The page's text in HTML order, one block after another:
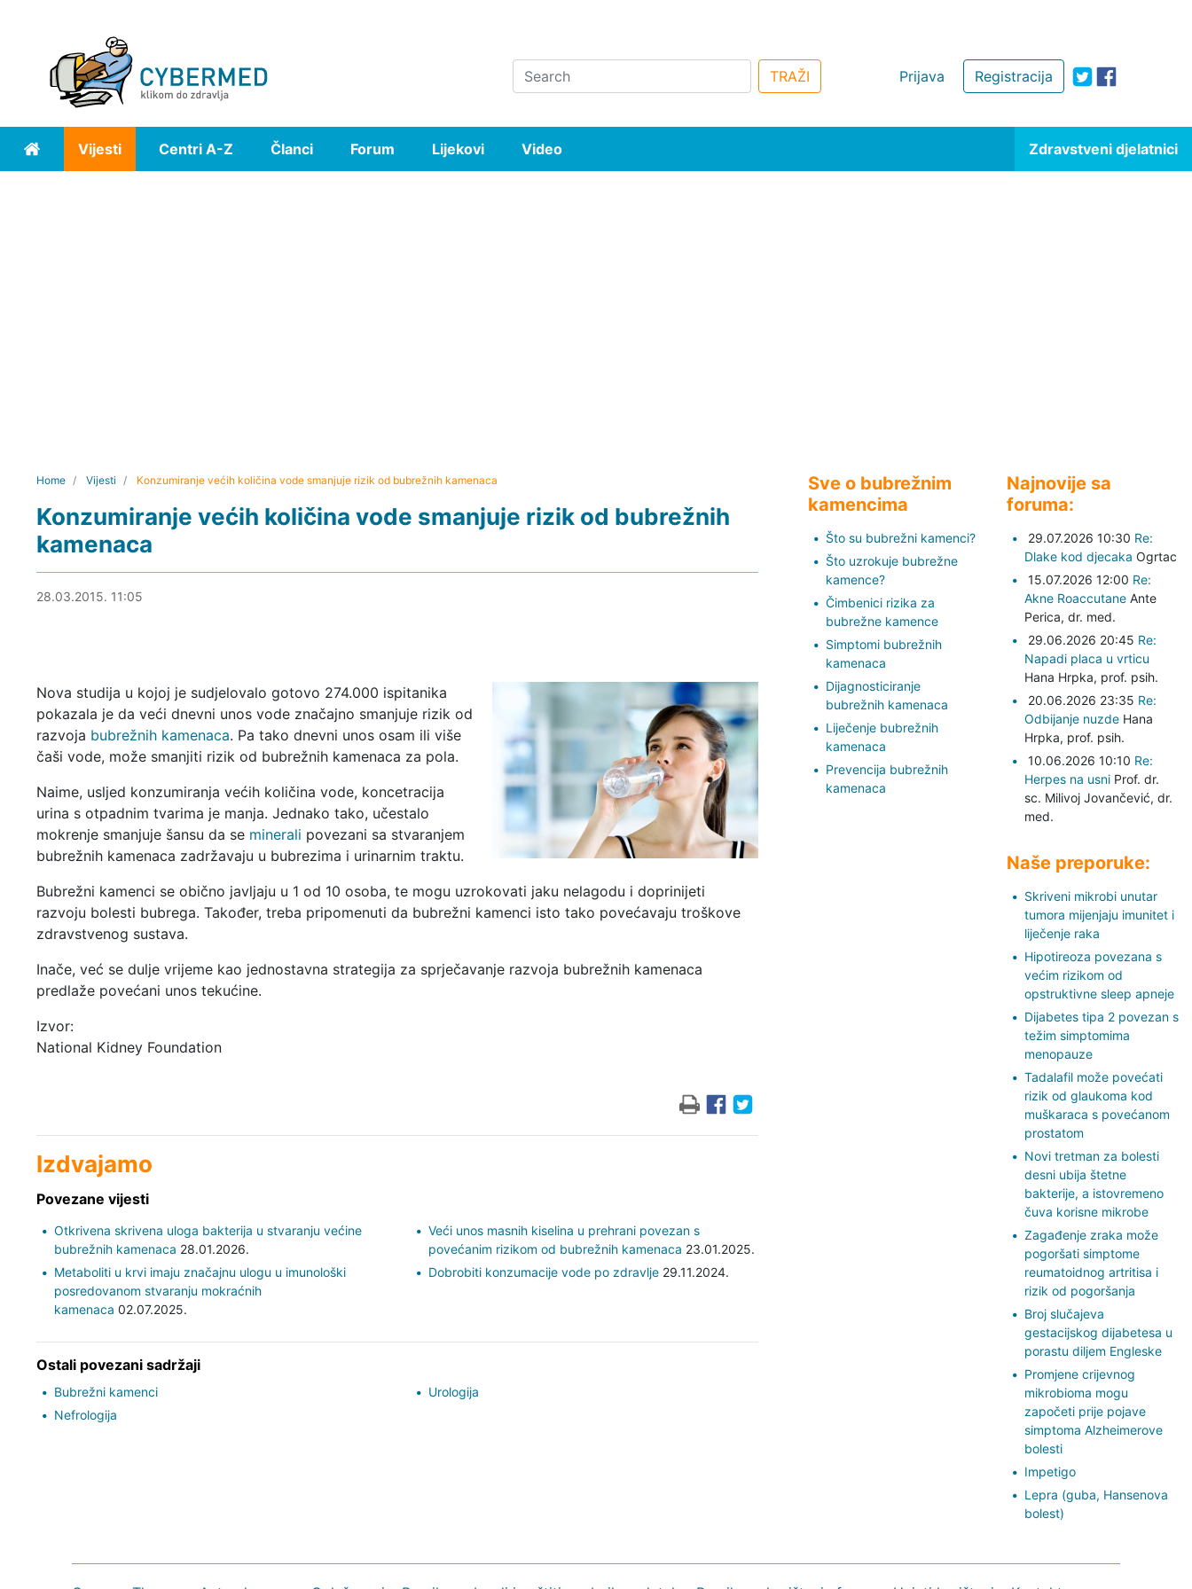
Registracija
Prijava
Search TRAŽI
Home Vijesti Centri A-Z Članci Forum Lijekovi Video Zdravstveni djelatnici
Home Vijesti Konzumiranje većih količina vode smanjuje rizik od bubrežnih kamenaca
Konzumiranje većih količina vode smanjuje rizik od bubrežnih
kamenaca
28.03.2015. 13:13
28.03.2015. 11:05
Nova studija u kojoj je sudjelovalo gotovo 274.000 ispitanika
pokazala je da veći dnevni unos vode značajno smanjuje rizik od
razvoja bubrežnih kamenaca. Pa tako dnevni unos osam ili više
čaši vode, može smanjiti rizik od bubrežnih kamenaca za pola.
Naime, usljed konzumiranja većih količina vode, koncetracija
urina s otpadnim tvarima je manja. Jednako tako, učestalo
mokrenje smanjuje šansu da se minerali povezani sa stvaranjem
bubrežnih kamenaca zadržavaju u bubrezima i urinarnim traktu.
Bubrežni kamenci se obično javljaju u 1 od 10 osoba, te mogu uzrokovati jaku nelagodu i doprinijeti
razvoju bolesti bubrega. Također, treba pripomenuti da bubrežni kamenci isto tako povećavaju troškove
zdravstvenog sustava.
Inače, već se dulje vrijeme kao jednostavna strategija za sprječavanje razvoja bubrežnih kamenaca
predlaže povećani unos tekućine.
Izvor:
National Kidney Foundation
Izdvajamo
Povezane vijesti
Otkrivena skrivena uloga bakterija u stvaranju većine
bubrežnih kamenaca 28.01.2026.
Metaboliti u krvi imaju značajnu ulogu u imunološki
posredovanom stvaranju mokraćnih
kamenaca 02.07.2025.
Veći unos masnih kiselina u prehrani povezan s
povećanim rizikom od bubrežnih kamenaca 23.01.2025.
Dobrobiti konzumacije vode po zdravlje 29.11.2024.
Ostali povezani sadržaji
Bubrežni kamenci
Nefrologija
Urologija
Sve o bubrežnim
kamencima
Što su bubrežni kamenci?
Što uzrokuje bubrežne
kamence?
Čimbenici rizika za
bubrežne kamence
Simptomi bubrežnih
kamenaca
Dijagnosticiranje
bubrežnih kamenaca
Liječenje bubrežnih
kamenaca
Prevencija bubrežnih
kamenaca
Najnovije sa
foruma:
29.07.2026 10:30 Re:
Dlake kod djecaka Ogrtac
15.07.2026 12:00 Re:
Akne Roaccutane Ante
Perica, dr. med.
29.06.2026 20:45 Re:
Napadi placa u vrticu
Hana Hrpka, prof. psih.
20.06.2026 23:35 Re:
Odbijanje nuzde Hana
Hrpka, prof. psih.
10.06.2026 10:10 Re:
Herpes na usni Prof. dr.
sc. Milivoj Jovančević, dr.
med.
Naše preporuke:
Skriveni mikrobi unutar
tumora mijenjaju imunitet i
liječenje raka
Hipotireoza povezana s
većim rizikom od
opstruktivne sleep apneje
Dijabetes tipa 2 povezan s
težim simptomima
menopauze
Tadalafil može povećati
rizik od glaukoma kod
muškaraca s povećanom
prostatom
Novi tretman za bolesti
desni ubija štetne
bakterije, a istovremeno
čuva korisne mikrobe
Zagađenje zraka može
pogoršati simptome
reumatoidnog artritisa i
rizik od pogoršanja
Broj slučajeva
gestacijskog dijabetesa u
porastu diljem Engleske
Promjene crijevnog
mikrobioma mogu
započeti prije pojave
simptoma Alzheimerove
bolesti
Impetigo
Lepra (guba, Hansenova
bolest)